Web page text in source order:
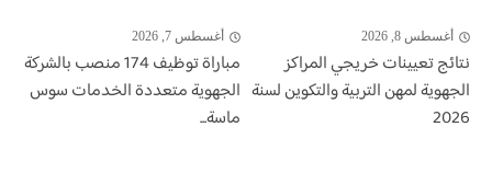
أغسطس 8, 2026
نتائج تعيينات خريجي المراكز
الجهوية لمهن التربية والتكوين لسنة
2026
أغسطس 7, 2026
مباراة توظيف 174 منصب بالشركة
الجهوية متعددة الخدمات سوس
ماسة...